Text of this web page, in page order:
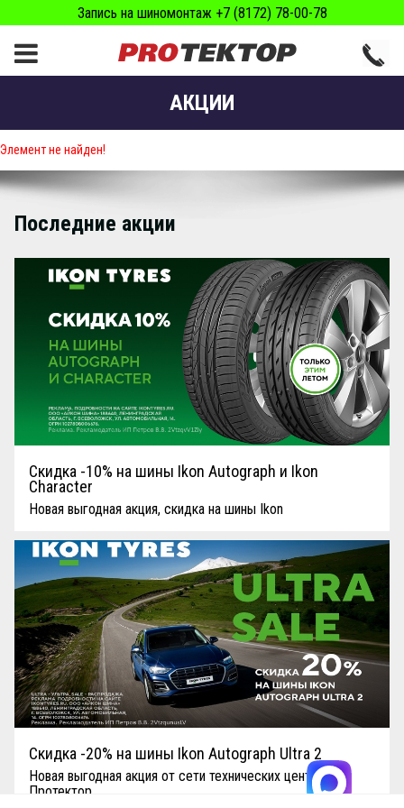
Запись на шиномонтаж +7 (8172) 78-00-78
АКЦИИ
Элемент не найден!
Последние акции
Скидка -10% на шины Ikon Autograph и Ikon
Character
Новая выгодная акция, скидка на шины Ikon
Скидка -20% на шины Ikon Autograph Ultra 2
Новая выгодная акция от сети технических центров
Протектор